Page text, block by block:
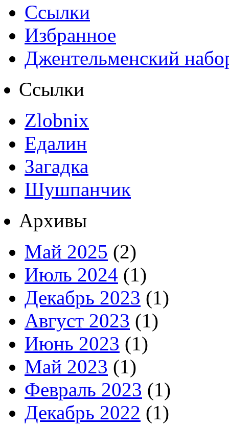
Ссылки
Избранное
Джентельменский
Ссылки
Zlobnix
Едалин
Загадка
Шушпанчик
Архивы
Май 2025 (2)
Июль 2024 (1)
Декабрь 2023 (1)
Август 2023 (1)
Июнь 2023 (1)
Май 2023 (1)
Февраль 2023 (1)
Декабрь 2022 (1)